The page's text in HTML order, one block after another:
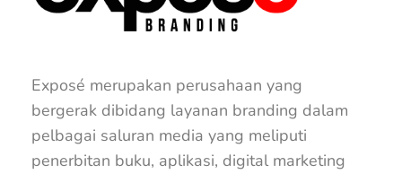
Exposé merupakan perusahaan yang
bergerak dibidang layanan branding dalam
pelbagai saluran media yang meliputi
penerbitan buku, aplikasi, digital marketing